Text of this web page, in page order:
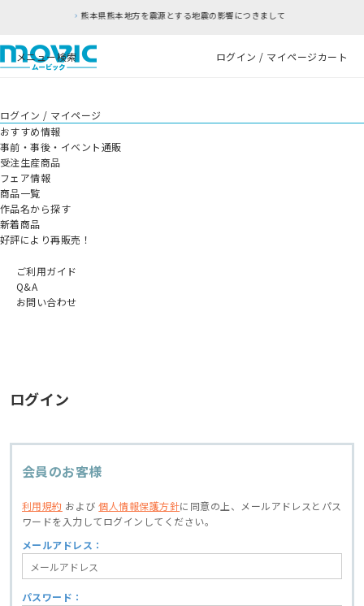
熊本県熊本地方を震源とする地震の影響につきまして
メニュー検索 ログイン / マイページカート
ログイン / マイページ
おすすめ情報
事前・事後・イベント通販
受注生産商品
フェア情報
商品一覧
作品名から探す
新着商品
好評により再販売！
ご利用ガイド
Q&A
お問い合わせ
ログイン
会員のお客様
利用規約 および個人情報保護方針に同意の上、
メールアドレスとパス
ワードを入力してログインしてください。
メールアドレス：
パスワード：